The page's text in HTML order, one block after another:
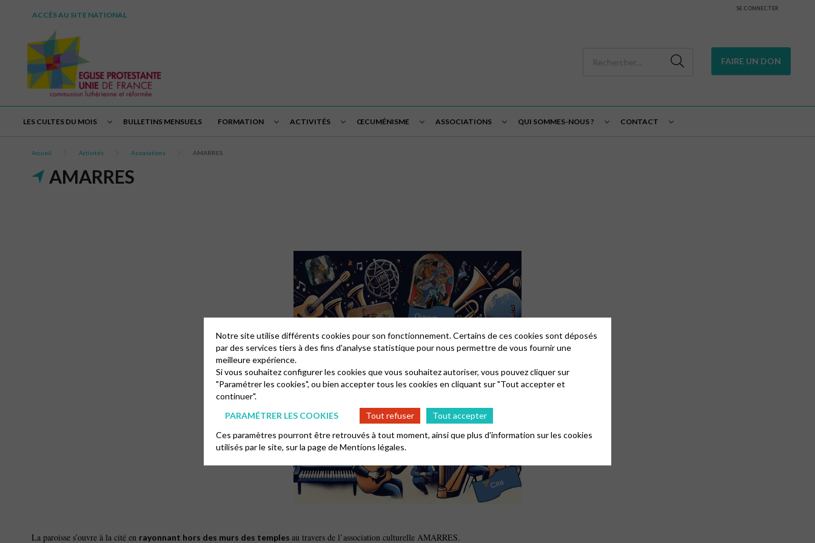
ACCÈS AU SITE NATIONAL
SE CONNECTER
FAIRE UN DON
LES CULTES DU MOIS BULLETINS MENSUELS FORMATION ACTIVITÉS ŒCUMÉNISME ASSOCIATIONS QUI SOMMES-NOUS ? CONTACT
Accueil Activités Associations AMARRES
AMARRES
La paroisse s’ouvre à la cité en rayonnant hors des murs des temples au travers de l’association culturelle AMARRES.
Notre site utilise différents cookies pour son fonctionnement. Certains de ces cookies sont déposés
par des services tiers à des fins d'analyse statistique pour nous permettre de vous fournir une
meilleure expérience.
Si vous souhaitez configurer les cookies que vous souhaitez autoriser, vous pouvez cliquer sur
"Paramétrer les cookies", ou bien accepter tous les cookies en cliquant sur "Tout accepter et
continuer".
PARAMÉTRER LES COOKIES
Tout refuser
Tout accepter
Ces paramètres pourront être retrouvés à tout moment, ainsi que plus d'information sur les cookies
utilisés par le site, sur la page deMentions légales.